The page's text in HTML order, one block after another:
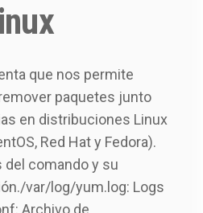
que nos permite
paquetes junto
en distribuciones Linux
Red Hat y Fedora).
comando y su
var/log/yum.log: Logs
Archivo de